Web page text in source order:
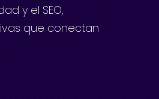
y el SEO,
que conectan